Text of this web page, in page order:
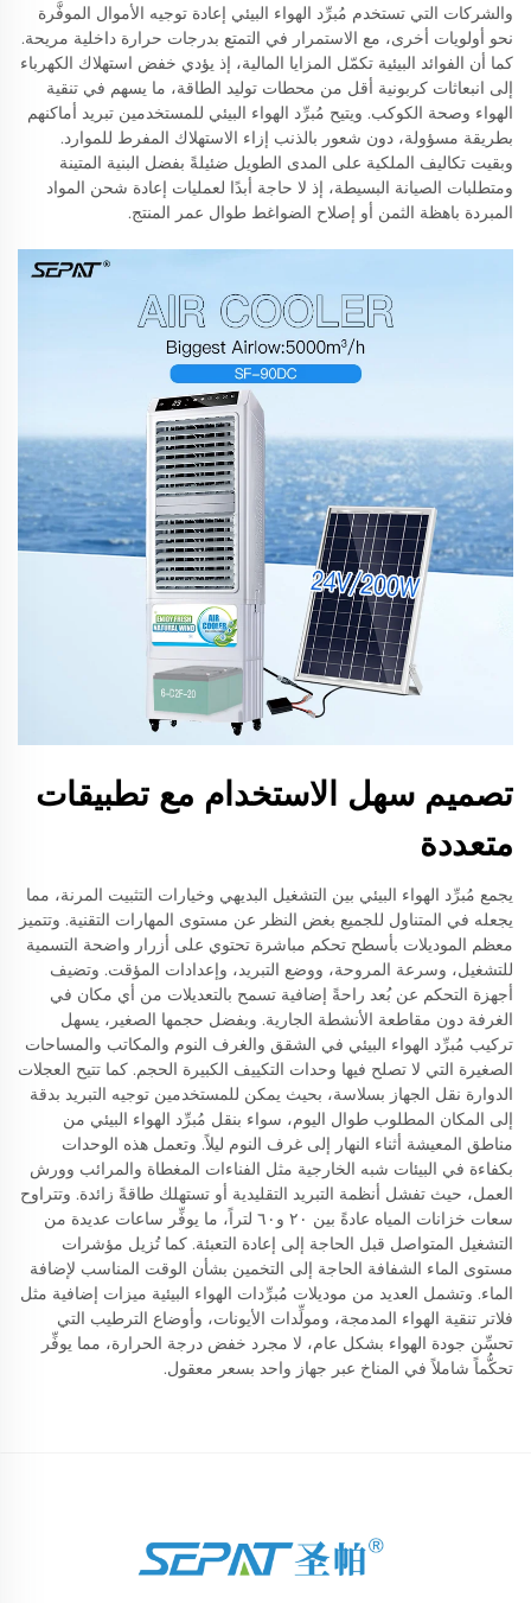
والشركات التي تستخدم مُبرِّد الهواء البيئي إعادة توجيه الأموال الموفَّرة
نحو أولويات أخرى، مع الاستمرار في التمتع بدرجات حرارة داخلية مريحة.
كما أن الفوائد البيئية تكمّل المزايا المالية، إذ يؤدي خفض استهلاك الكهرباء
إلى انبعاثات كربونية أقل من محطات توليد الطاقة، ما يسهم في تنقية
الهواء وصحة الكوكب. ويتيح مُبرِّد الهواء البيئي للمستخدمين تبريد أماكنهم
بطريقة مسؤولة، دون شعور بالذنب إزاء الاستهلاك المفرط للموارد.
وبقيت تكاليف الملكية على المدى الطويل ضئيلةً بفضل البنية المتينة
ومتطلبات الصيانة البسيطة، إذ لا حاجة أبدًا لعمليات إعادة شحن المواد
المبردة باهظة الثمن أو إصلاح الضواغط طوال عمر المنتج.
تصميم سهل الاستخدام مع تطبيقات
متعددة
يجمع مُبرِّد الهواء البيئي بين التشغيل البديهي وخيارات التثبيت المرنة، مما
يجعله في المتناول للجميع بغض النظر عن مستوى المهارات التقنية. وتتميز
معظم الموديلات بأسطح تحكم مباشرة تحتوي على أزرار واضحة التسمية
للتشغيل، وسرعة المروحة، ووضع التبريد، وإعدادات المؤقت. وتضيف
أجهزة التحكم عن بُعد راحةً إضافية تسمح بالتعديلات من أي مكان في
الغرفة دون مقاطعة الأنشطة الجارية. وبفضل حجمها الصغير، يسهل
تركيب مُبرِّد الهواء البيئي في الشقق والغرف النوم والمكاتب والمساحات
الصغيرة التي لا تصلح فيها وحدات التكييف الكبيرة الحجم. كما تتيح العجلات
الدوارة نقل الجهاز بسلاسة، بحيث يمكن للمستخدمين توجيه التبريد بدقة
إلى المكان المطلوب طوال اليوم، سواء بنقل مُبرِّد الهواء البيئي من
مناطق المعيشة أثناء النهار إلى غرف النوم ليلاً. وتعمل هذه الوحدات
بكفاءة في البيئات شبه الخارجية مثل الفناءات المغطاة والمرائب وورش
العمل، حيث تفشل أنظمة التبريد التقليدية أو تستهلك طاقةً زائدة. وتتراوح
سعات خزانات المياه عادةً بين ٢٠ و٦٠ لتراً، ما يوفِّر ساعات عديدة من
التشغيل المتواصل قبل الحاجة إلى إعادة التعبئة. كما تُزيل مؤشرات
مستوى الماء الشفافة الحاجة إلى التخمين بشأن الوقت المناسب لإضافة
الماء. وتشمل العديد من موديلات مُبرِّدات الهواء البيئية ميزات إضافية مثل
فلاتر تنقية الهواء المدمجة، ومولِّدات الأيونات، وأوضاع الترطيب التي
تحسِّن جودة الهواء بشكل عام، لا مجرد خفض درجة الحرارة، مما يوفِّر
تحكُّماً شاملاً في المناخ عبر جهاز واحد بسعر معقول.